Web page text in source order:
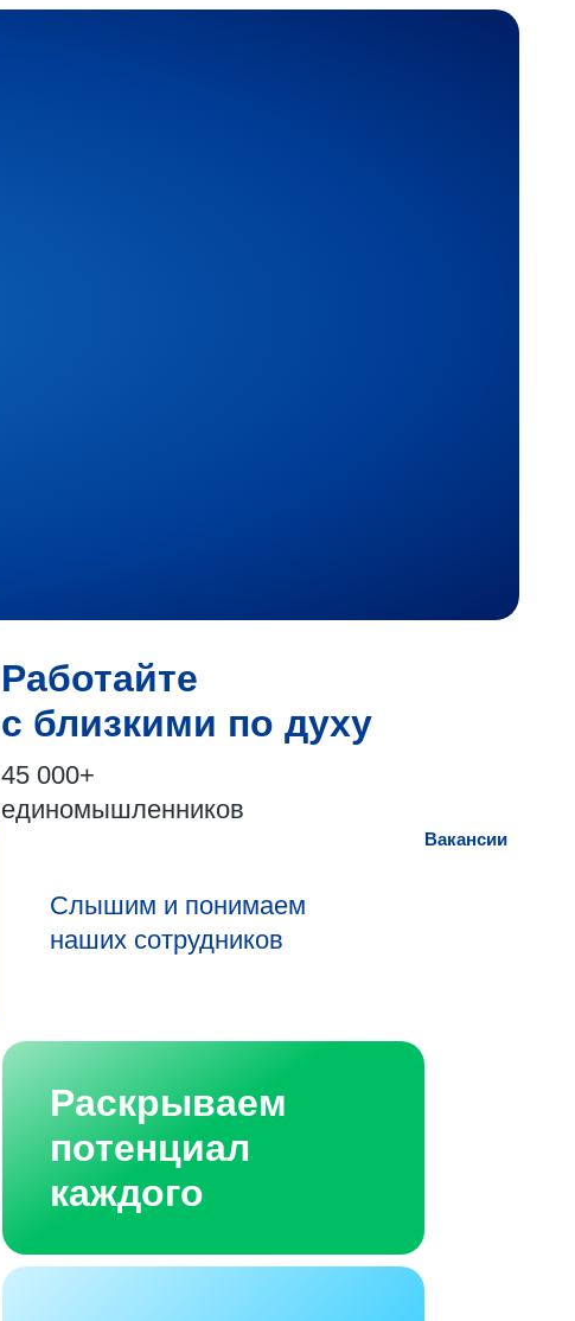
Работайте
с близкими по духу
45 000+
единомышленников
Вакансии
Слышим и понимаем
наших сотрудников
Раскрываем
потенциал
каждого